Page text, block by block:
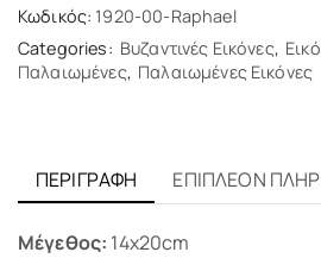
Κωδικός: 1920-00-Raphael
Categories: Βυζαντινές Εικόνες,
Παλαιωμένες, Παλαιωμένες Εικόνες
ΠΕΡΙΓΡΑΦΉ ΕΠΙΠΛΈΟΝ
Μέγεθος: 14x20cm